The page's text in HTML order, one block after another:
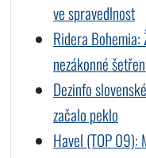
ve spravedlnost
Ridera Bohemia:
nezákonné
Dezinfo
začalo peklo
Havel (TOP 09):